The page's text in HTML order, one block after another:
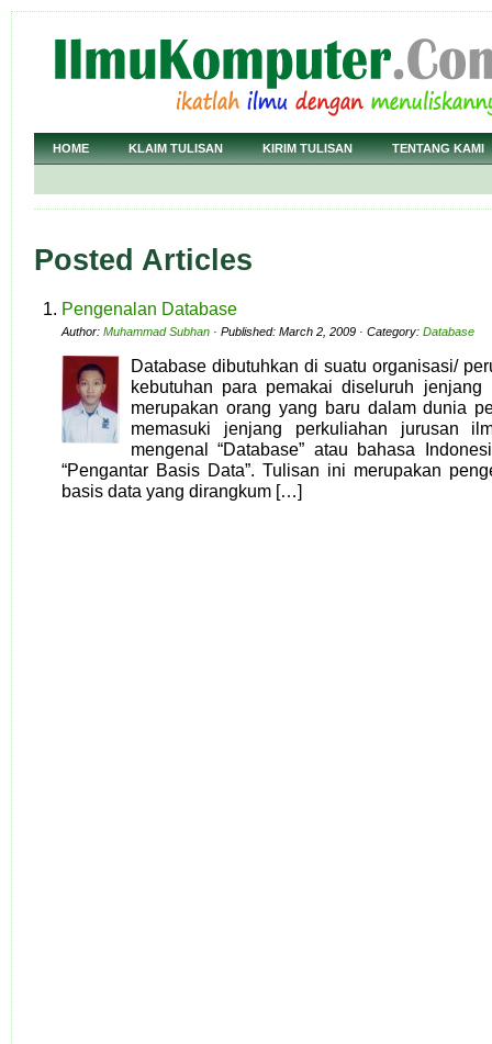
HOME KLAIM TULISAN KIRIM TULISAN TENTANG KAMI
Posted Articles
Pengenalan Database
Author: Muhammad Subhan · Published: March 2, 2009 · Category: Database
Database dibutuhkan di suatu organisasi/
kebutuhan para pemakai diseluruh jenjang
merupakan orang yang baru dalam dunia
memasuki jenjang perkuliahan jurusan
mengenal “Database” atau bahasa
“Pengantar Basis Data”. Tulisan ini merupakan
basis data yang dirangkum […]